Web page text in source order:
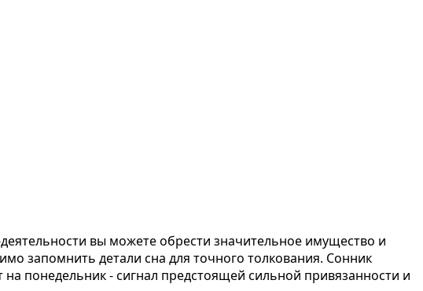
вы можете обрести значительное имущество и
запомнить детали сна для точного толкования. Сонник
понедельник - сигнал предстоящей сильной привязанности и